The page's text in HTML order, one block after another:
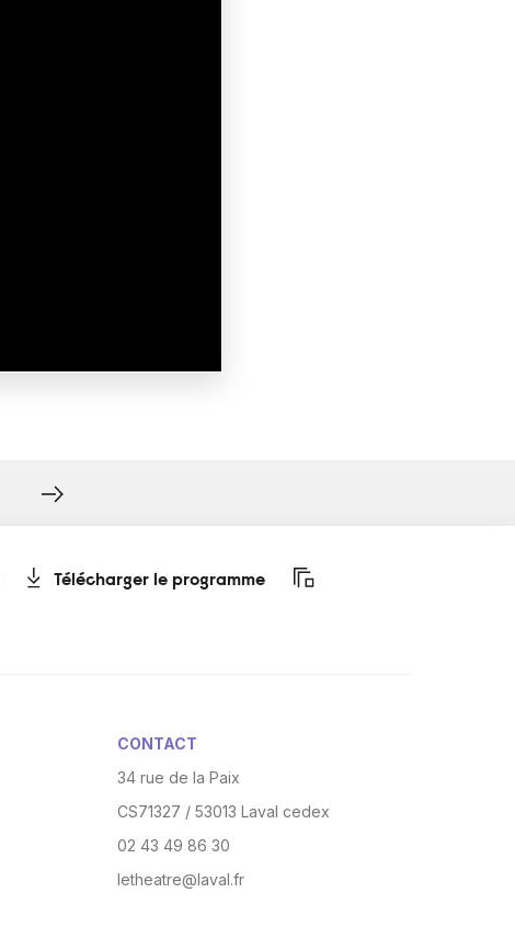
Télécharger le programme
CONTACT
34 rue de la Paix
CS71327 / 53013 Laval cedex
02 43 49 86 30
letheatre@laval.fr